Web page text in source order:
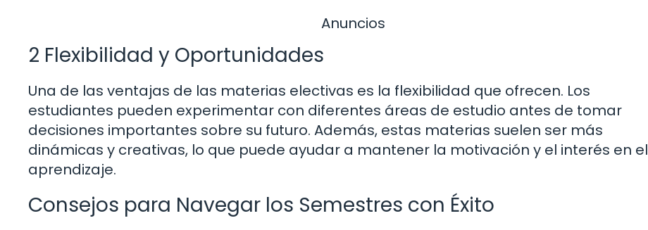
Anuncios
2 Flexibilidad y Oportunidades
Una de las ventajas de las materias electivas es la flexibilidad que ofrecen. Los
estudiantes pueden experimentar con diferentes áreas de estudio antes de tomar
decisiones importantes sobre su futuro. Además, estas materias suelen ser más
dinámicas y creativas, lo que puede ayudar a mantener la motivación y el interés en el
aprendizaje.
Consejos para Navegar los Semestres con Éxito